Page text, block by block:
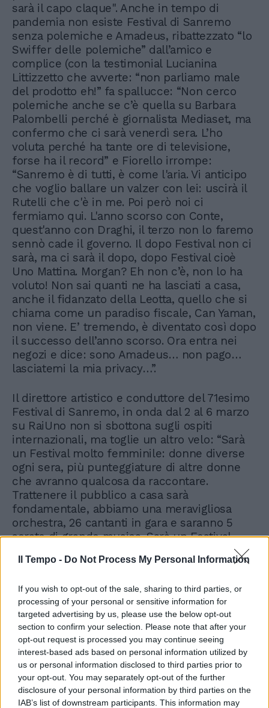
Il Tempo - Do Not Process My Personal Information
If you wish to opt-out of the sale, sharing to third parties, or
processing of your personal or sensitive information for
targeted advertising by us, please use the below opt-out
section to confirm your selection. Please note that after your
opt-out request is processed you may continue seeing
interest-based ads based on personal information utilized by
us or personal information disclosed to third parties prior to
your opt-out. You may separately opt-out of the further
disclosure of your personal information by third parties on the
IAB’s list of downstream participants. This information may
sarà il capo claque". Anche in tempo di
pandemia non esiste Festival di Sanremo
senza polemiche e Amadeus, ribattezzato “lo
Swiffer delle polemiche” dall’amico e
complice (con la testimonial Lucianina
Littizzetto che avverte: “non parliamo male
del prodotto eh!” fa spallucce: “Non cerco
polemiche anche se c’è quella su Barbara
Palombelli perché è giornalista Mediaset, ma
confermo che ci sarà venerdì sera. L’ho
voluta perché ha tante ore di televisione,
forse ha il record” e Fiorello irrompe:
“Sanremo è di tutti, è come l'aria. Vi anticipo
che voglio ballare un valzer con lei: uscirà il
Rutelli che c'è in me. Poi però noi ci
fermiamo qui. L'anno scorso con Conte,
quest'anno con Draghi, il terzo non lo faremo
sennò cade il governo. Il dopo Festival non ci
sarà, ma ci sarà il dopo, dopo Festival cioè
Uno Mattina. Morgan? Eh non c’è, non lo ha
voluto! Non sai quanti ne ha lasciati a casa,
anche il fidanzato della Leotta, quello che si
chiama come un paradiso fiscale, Can Yaman,
non viene. E’ tremendo, è diventato così dopo
il successo dell’anno scorso. Ora entra nei
negozi e dice: sono Amadeus… non pago…
lasciatemi la mia privacy…”.
Il direttore artistico e conduttore del 71esimo
Festival di Sanremo, in onda dal 2 al 6 marzo
su RaiUno non si sbottona sugli ospiti
internazionali, ma toglie un altro velo: “Sarà
un Festival molto femminile: donne diverse
ogni sera, più punteggiature di altre donne
che avranno qualcosa da raccontare.
Trattenere il pubblico a casa sarà
fondamentale, abbiamo una meravigliosa
orchestra, 26 cantanti in gara e saranno 5
serate di grande musica. Sarà un Festival
auguriamo che non si veda mai più”. La gag si
Orietta Berti, tornata al Festival dopo 29 anni
di assenza, per imitare il pasticcio del brano
di Fedez e Michielin (non esclusi per l'errore
veniale del rapper che aveva fatto sentire 10"
della canzone su Instagram). Nessuna
squalifica, ma una richiesta di Amadeus: "Mi
porti i biscotti?".